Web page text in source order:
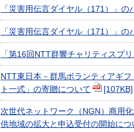
「災害用伝言ダイヤル（171）」
「災害用伝言ダイヤル（171）」
「第16回NTT群響チャリティスプ
NTT東日本－群馬ボランティアギ
ト一式」の寄贈について
[107KB]
次世代ネットワーク（NGN）商用
供地域の拡大と申込受付の開始につ